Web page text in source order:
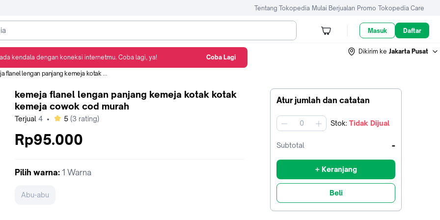
Tentang Tokopedia Mulai Berjualan Promo Tokopedia Care
Masuk Daftar
Dikirim ke Jakarta Pusat
lengan panjang kemeja kotak kotak kemeja cowok cod murah
Atur jumlah dan catatan
jumlah Stok: Tidak Dijual
Subtotal -
+ Keranjang
Beli
kemeja flanel lengan panjang kemeja kotak kotak
kemeja cowok cod murah
Terjual 4 • bintang
5 (3 rating)
Rp95.000
Pilih warna: 1 Warna
Abu-abu
kendala dengan koneksi internetmu. Coba lagi, ya! Coba Lagi